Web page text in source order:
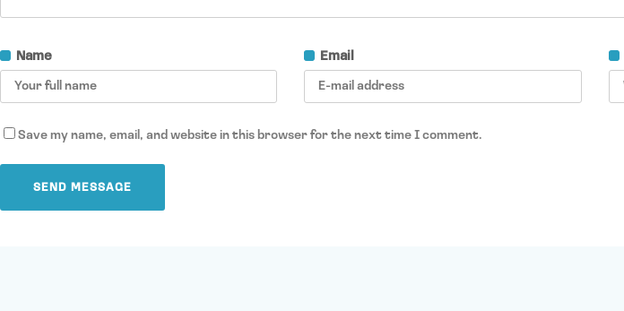
Name Email
Save my name, email, and website in this browser for the next time I comment.